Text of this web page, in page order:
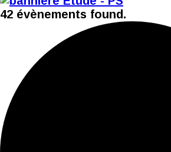
42 évènements found.